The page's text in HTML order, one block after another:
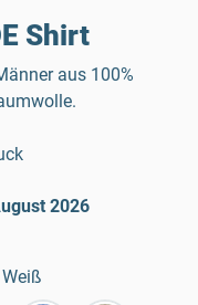
Shirt
aus 100%
2026
Weiß